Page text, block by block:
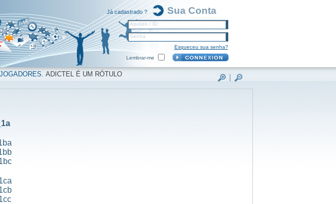
Já cadastrado ? Sua Conta
Apelido / ID
Senha
Esqueceu sua senha?
Lembrar-me
ADICTEL É UM RÓTULO